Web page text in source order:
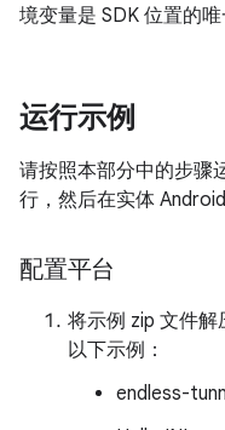
境变量是 SDK 位置的唯
运行示例
请按照本部分中的步骤
行，然后在实体
配置平台
将示例 zip 文件
以下示例：
endless-